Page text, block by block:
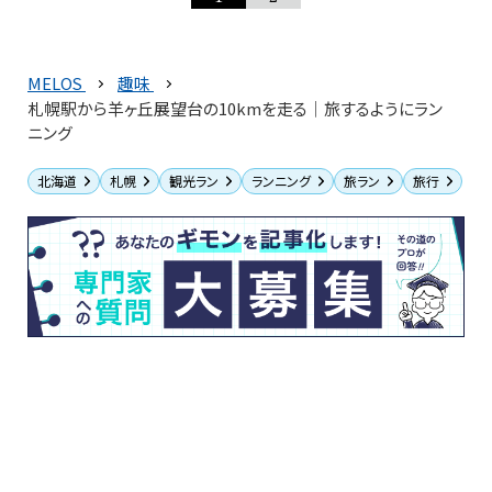
MELOS
趣味
札幌駅から羊ヶ丘展望台の10kmを走る│旅するようにラン
ニング
北海道 札幌 観光ラン ランニング 旅ラン 旅行